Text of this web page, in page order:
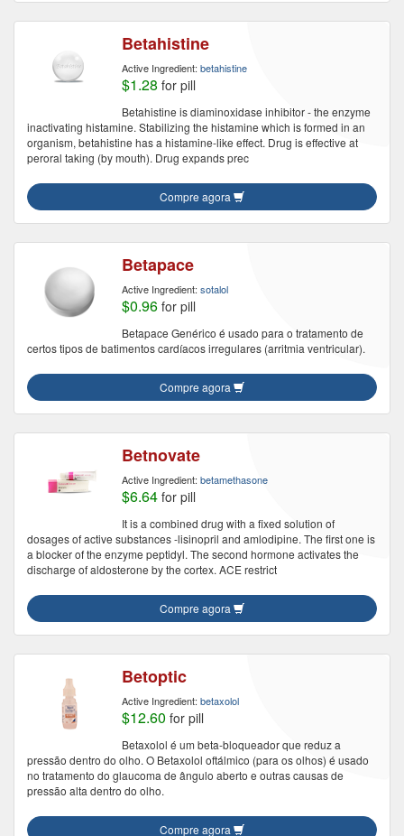
Betahistine
Active Ingredient: betahistine
$1.28 for pill
Betahistine is diaminoxidase inhibitor - the enzyme
inactivating histamine. Stabilizing the histamine which is formed in an
organism, betahistine has a histamine-like effect. Drug is effective at
peroral taking (by mouth). Drug expands prec
Compre agora
Betapace
Active Ingredient: sotalol
$0.96 for pill
Betapace Genérico é usado para o tratamento de
certos tipos de batimentos cardíacos irregulares (arritmia ventricular).
Compre agora
Betnovate
Active Ingredient: betamethasone
$6.64 for pill
It is a combined drug with a fixed solution of
dosages of active substances -lisinopril and amlodipine. The first one is
a blocker of the enzyme peptidyl. The second hormone activates the
discharge of aldosterone by the cortex. ACE restrict
Compre agora
Betoptic
Active Ingredient: betaxolol
$12.60 for pill
Betaxolol é um beta-bloqueador que reduz a
pressão dentro do olho. O Betaxolol oftálmico (para os olhos) é usado
no tratamento do glaucoma de ângulo aberto e outras causas de
pressão alta dentro do olho.
Compre agora